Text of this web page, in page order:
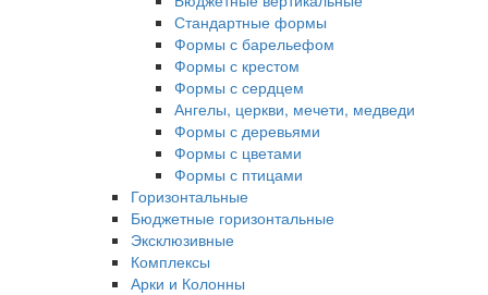
Стандартные формы
Формы с барельефом
Формы с крестом
Формы с сердцем
Ангелы, церкви, мечети, медведи
Формы с деревьями
Формы с цветами
Формы с птицами
Горизонтальные
Бюджетные горизонтальные
Эксклюзивные
Комплексы
Арки и Колонны